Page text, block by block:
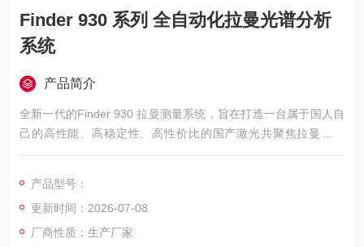
Finder 930 系列 全自动化拉曼光谱分析
系统
产品简介
全新一代的Finder 930 拉曼测量系统，旨在打造一台属于国人自
己的高性能、高稳定性、高性价比的国产激光共聚焦拉曼光谱
仪。
分广泛的应
产品型号：
更新时间：2026-07-08
厂商性质：生产厂家